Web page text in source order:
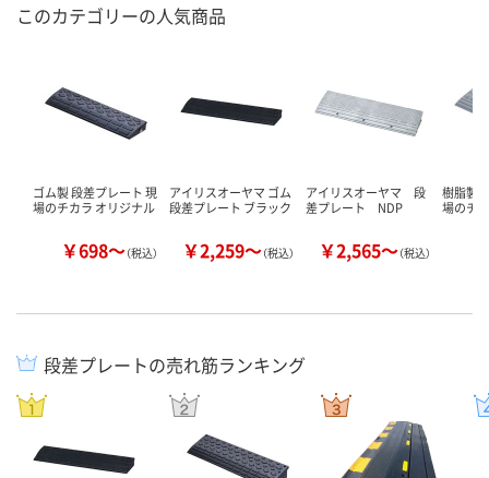
このカテゴリーの人気商品
ゴム製 段差プレート 現
場のチカラ オリジナル
￥698～（税込）
アイリスオーヤマ ゴム
段差プレート ブラック
￥2,259～（税込）
アイリスオーヤマ 段
差プレート NDP
￥2,565～（税込）
樹脂製
場のチ
段差プレートの売れ筋ランキング